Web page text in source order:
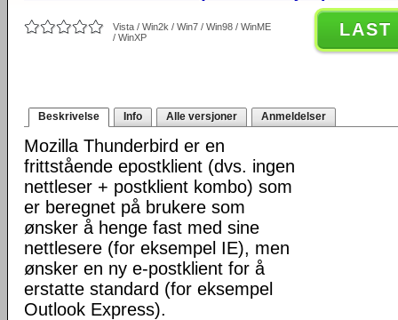
Vista / Win2k / Win7 / Win98 / WinME
/ WinXP
LAST
Beskrivelse Info Alle versjoner Anmeldelser
Mozilla Thunderbird er en
frittstående epostklient (dvs. ingen
nettleser + postklient kombo) som
er beregnet på brukere som
ønsker å henge fast med sine
nettlesere (for eksempel IE), men
ønsker en ny e-postklient for å
erstatte standard (for eksempel
Outlook Express).